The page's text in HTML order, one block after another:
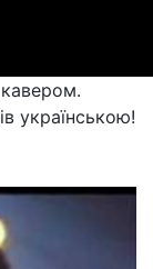
українською!